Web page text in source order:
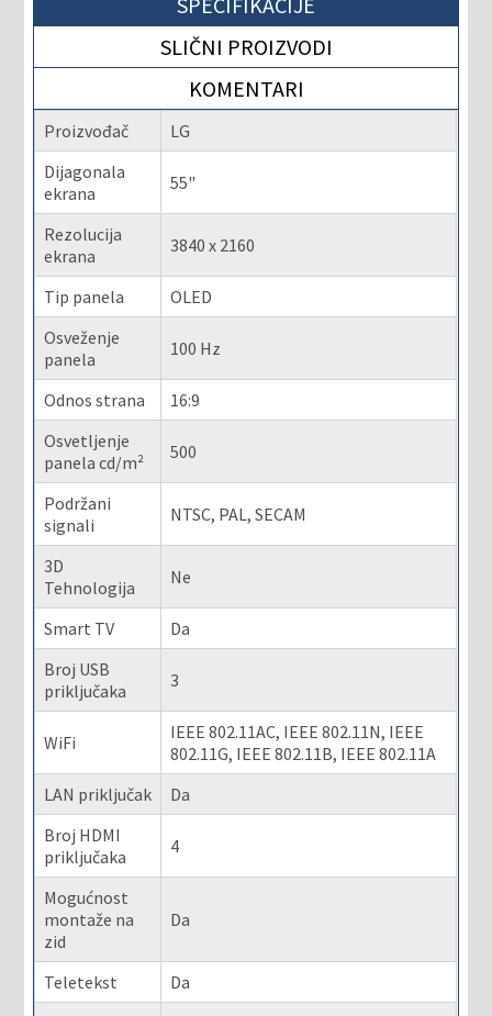
SLIČNI PROIZVODI
KOMENTARI
Proizvođač
LG
Dijagonala
ekrana
55"
Rezolucija
ekrana
3840 x 2160
Tip panela
OLED
Osveženje
panela
100 Hz
Odnos strana
16:9
Osvetljenje
panela cd/m²
500
Podržani
signali
NTSC, PAL, SECAM
3D
Tehnologija
Ne
Smart TV
Da
Broj USB
priključaka
3
WiFi
IEEE 802.11AC, IEEE 802.11N, IEEE
802.11G, IEEE 802.11B, IEEE 802.11A
LAN priključak
Da
Broj HDMI
priključaka
4
Mogućnost
montaže na
zid
Da
Teletekst
Da